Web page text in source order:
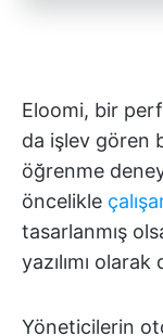
Eloomi, bir
da işlev gören
öğrenme
öncelikle
tasarlanmış
yazılımı olarak
Yöneticilerin